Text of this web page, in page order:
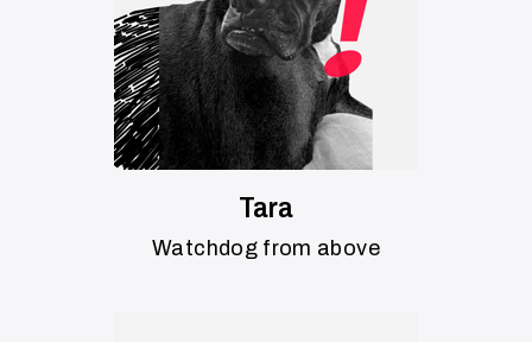
Tara
Watchdog from above